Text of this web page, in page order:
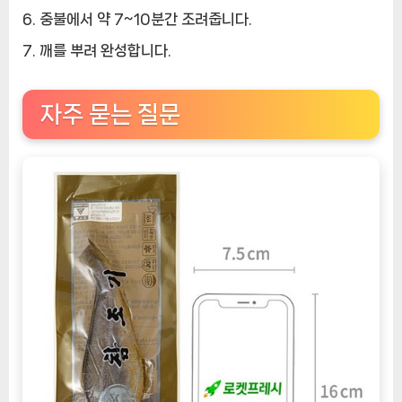
중불에서 약 7~10분간 조려줍니다.
깨를 뿌려 완성합니다.
자주 묻는 질문